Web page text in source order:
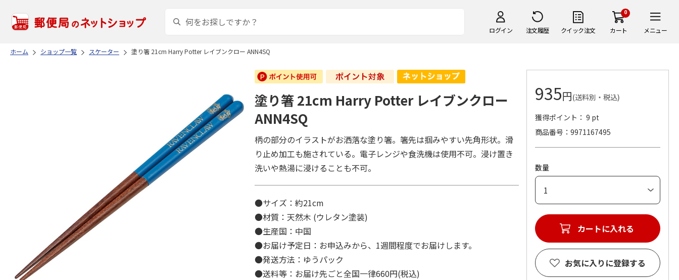
ログイン 注文履歴 クイック注文
0
カート メニュー
ホーム ショップ一覧 スケーター 塗り箸 21cm Harry Potter レイブンクロー ANN4SQ
塗り箸 21cm Harry Potter レイブンクロー
ANN4SQ
柄の部分のイラストがお洒落な塗り箸。箸先は掴みやすい先角形状。滑
り止め加工も施されている。電子レンジや食洗機は使用不可。浸け置き
洗いや熱湯に浸けることも不可。
●サイズ：約21cm
●材質：天然木 (ウレタン塗装)
●生産国：中国
●お届け予定日：お申込みから、1週間程度でお届けします。
●発送方法：ゆうパック
●送料等：お届け先ごと全国一律660円(税込)
935円(送料別・税込)
獲得ポイント： 9 pt
商品番号
9971167495
数量
カートに入れる
お気に入りに登録する